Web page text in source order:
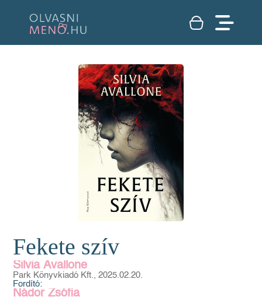
Fekete szív
Silvia Avallone
Park Könyvkiadó Kft., 2025.02.20.
Fordító:
Nádor Zsófia